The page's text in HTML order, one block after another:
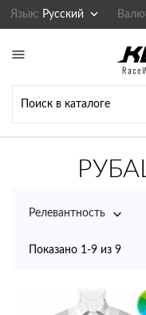
Язык: Русский 

Релевантность 
Показано 1-9 из 9